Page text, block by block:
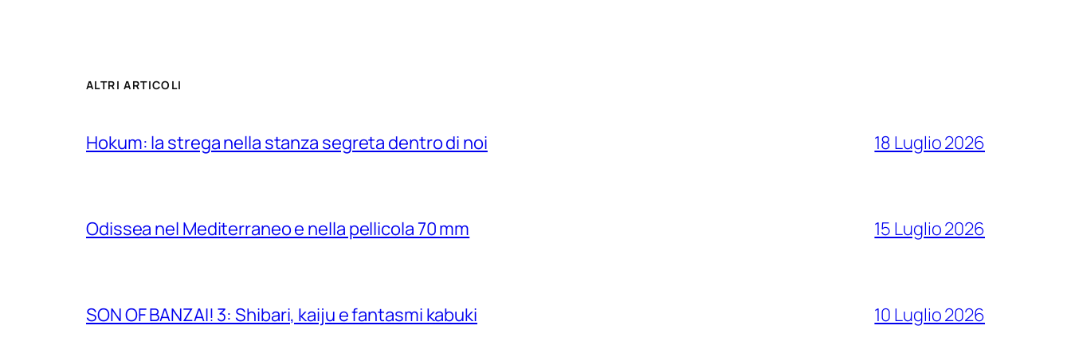
ALTRI ARTICOLI
Hokum: la strega nella stanza segreta dentro di noi 18 Luglio 2026
Odissea nel Mediterraneo e nella pellicola 70 mm 15 Luglio 2026
SON OF BANZAI! 3: Shibari, kaiju e fantasmi kabuki 10 Luglio 2026